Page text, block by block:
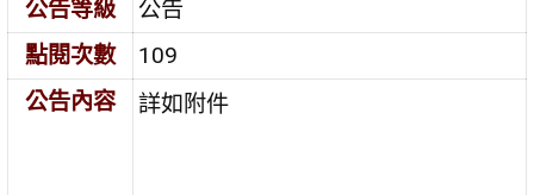
公告等級
公告
點閱次數
109
公告內容
詳如附件